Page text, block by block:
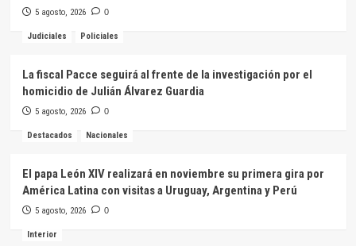
5 agosto, 2026 0
Judiciales Policiales
La fiscal Pacce seguirá al frente de la investigación por el
homicidio de Julián Álvarez Guardia
5 agosto, 2026 0
Destacados Nacionales
El papa León XIV realizará en noviembre su primera gira por
América Latina con visitas a Uruguay, Argentina y Perú
5 agosto, 2026 0
Interior